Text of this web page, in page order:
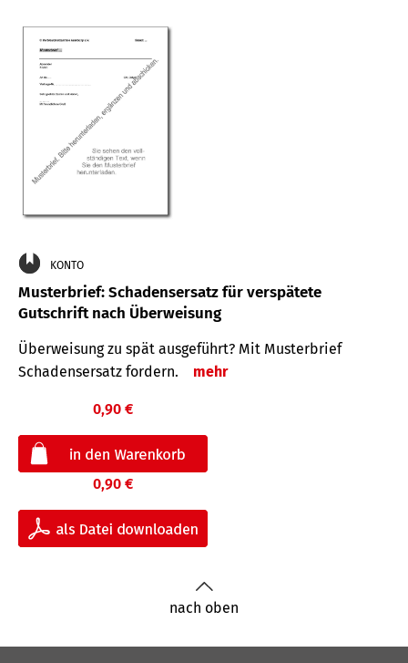
KONTO
Musterbrief: Schadensersatz für verspätete
Gutschrift nach Überweisung
Überweisung zu spät ausgeführt? Mit Musterbrief
Schadensersatz fordern.
mehr
0,90 €
0,90 €
nach oben